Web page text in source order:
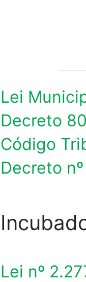
Lei
Decreto
Código
Decreto
Lei nº